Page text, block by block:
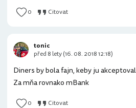
0 Citovat
Diners by bola fajn, keby ju
Za mňa rovnako mBank
0 Citovat
tonic
před 8 lety (16. 08. 2018 12:18)